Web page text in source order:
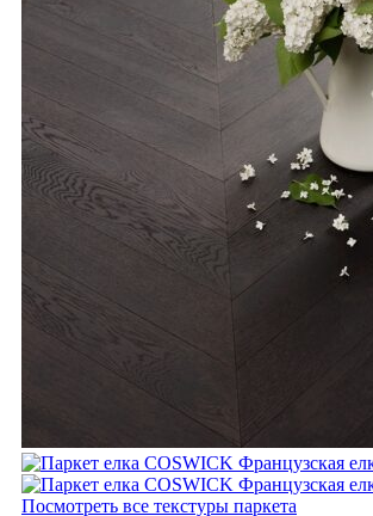
Посмотреть все текстуры паркета